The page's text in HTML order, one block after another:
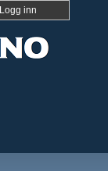
Logg inn